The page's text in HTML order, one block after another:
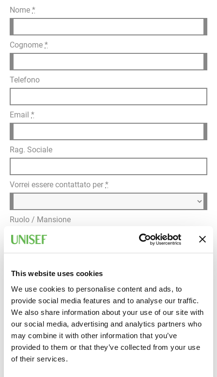
This website uses cookies
We use cookies to personalise content and ads, to
provide social media features and to analyse our traffic.
We also share information about your use of our site with
our social media, advertising and analytics partners who
may combine it with other information that you’ve
provided to them or that they’ve collected from your use
of their services.
Nome *
Cognome *
Telefono
Email *
Rag. Sociale
Vorrei essere contattato per *
Ruolo / Mansione
Informativa privacy